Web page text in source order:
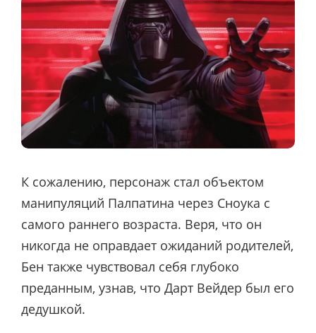
К сожалению, персонаж стал объектом
манипуляций Палпатина через Сноука с
самого раннего возраста. Веря, что он
никогда не оправдает ожиданий родителей,
Бен также чувствовал себя глубоко
преданным, узнав, что Дарт Вейдер был его
дедушкой.